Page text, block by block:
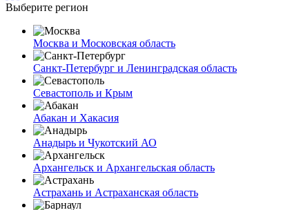
Выберите регион
Москва и Московская область
Санкт-Петербург и Ленинградская область
Севастополь и Крым
Абакан и Хакасия
Анадырь и Чукотский АО
Архангельск и Архангельская область
Астрахань и Астраханская область